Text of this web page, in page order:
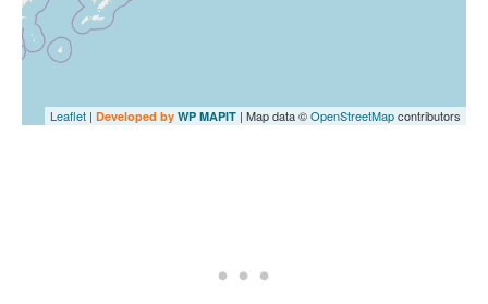
Leaflet | Developed by WP MAPIT | Map data ©OpenStreetMapcontributors